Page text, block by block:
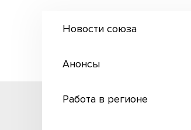
Новости союза
Анонсы
Работа в регионе